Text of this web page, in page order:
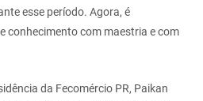
esse período. Agora, é
conhecimento com maestria e com
da Fecomércio PR, Paikan